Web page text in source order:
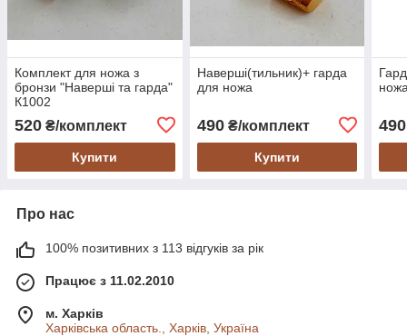
Комплект для ножа з
бронзи "Наверші та гарда"
К1002
520 ₴/комплект
Купити
Наверші(тильник)+ гарда
для ножа
490₴/комплект
Купити
490
Про нас
100% позитивних з 113 відгуків за рік
Працює з 11.02.2010
м. Харків
Харківська область., Харків, Україна